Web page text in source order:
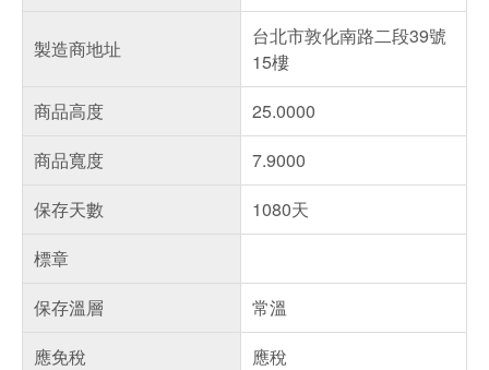
製造商地址
台北市敦化南路二段39號
15樓
商品高度
25.0000
商品寬度
7.9000
保存天數
1080天
標章
保存溫層
常溫
應免稅
應稅